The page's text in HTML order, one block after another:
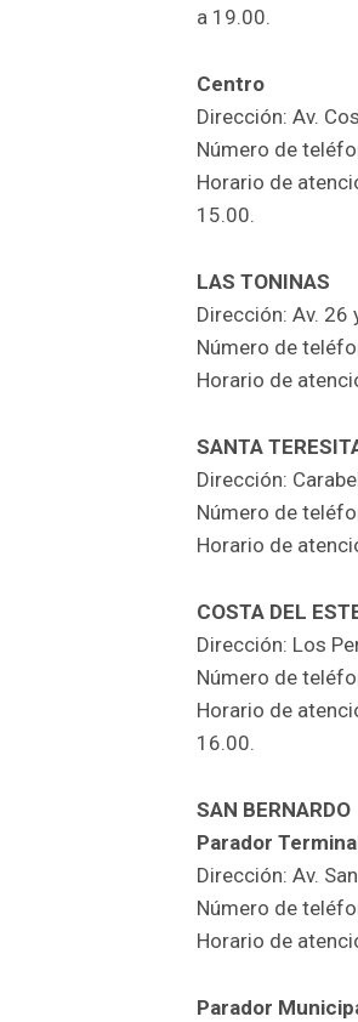
a 19.00.
Centro
Dirección: Av.
Número de
Horario de
15.00.
LAS TONINAS
Dirección: Av. 26
Número de
Horario de
SANTA
Dirección:
Número de
Horario de
COSTA DEL
Dirección: Los
Número de
Horario de
16.00.
SAN BERNARDO
Parador
Dirección: Av.
Número de
Horario de
Parador